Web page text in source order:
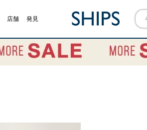
店舗 発見